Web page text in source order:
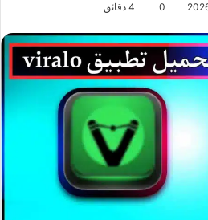
0